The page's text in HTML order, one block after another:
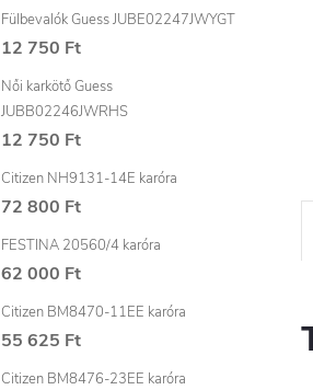
Fülbevalók Guess JUBE02247JWYGT
12 750 Ft
Női karkötő Guess
JUBB02246JWRHS
12 750 Ft
Citizen NH9131-14E karóra
72 800 Ft
FESTINA 20560/4 karóra
62 000 Ft
Citizen BM8470-11EE karóra
55 625 Ft
Citizen BM8476-23EE karóra